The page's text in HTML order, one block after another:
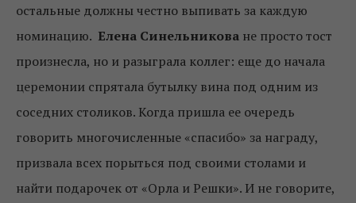
остальные должны честно выпивать за каждую
номинацию. Елена Синельникова не просто тост
произнесла, но и разыграла коллег: еще до начала
церемонии спрятала бутылку вина под одним из
соседних столиков. Когда пришла ее очередь
говорить многочисленные «спасибо» за награду,
призвала всех порыться под своими столами и
найти подарочек от «Орла и Решки». И не говорите,